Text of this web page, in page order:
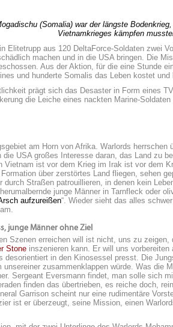
(Somalia) war der längste
Vietnamkrieges kämpfen
Elitetrupp aus 120 DeltaForce-Soldaten zwei
machen und in die USA bringen. Die
Aus der Aktion, für die eine Stunde
und hunderte Somalis das Leben kostet
prägt sich das Desaster in Form eines
die Leiche eines nackten Marine-
am Horn von Afrika. Warlords
die USA großes Interesse daran, das Land zu
Vietnam ist vor dem Krieg im Irak ist vor dem
über zerstörtes Land fliegen, sehen
durch Straßen patrouillieren, in denen kein
junge Männer in Tarnfleck oder
aufzureißen“. Wieder sieht das alles
junge Männer ohne Ziel
Szenen erreichen will ist nicht, uns zu
Stone inszenieren kann. Er will uns
desorientiert in den Kinosessel presst. Die
unsereiner zusammenklappen würde. Was die
Sergeant Eversmann findet, man solle sich
finden das übertrieben, es reiche doch,
Garrison scheint nur eine rudimentäre
ist er überzeugt, seine Mission, einen